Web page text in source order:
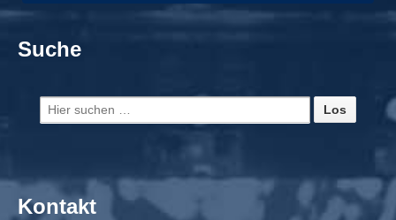
Suche
Suche
nach:
Kontakt